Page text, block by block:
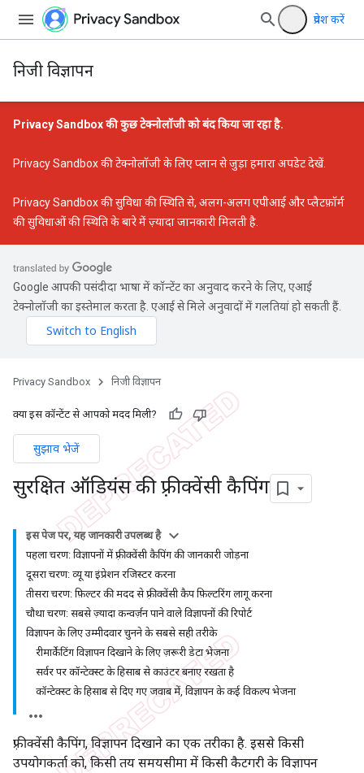
प्रवेश करें
निजी विज्ञापन
Privacy Sandbox की कुछ टेक्नोलॉजी को बंद किया जा रहा है.
Privacy Sandbox की टेक्नोलॉजी के लिए प्लान से जुड़ा हमारा अपडेटदेखें.
Privacy Sandbox की सुविधा की स्थितिसे, अलग-अलग एपीआई और प्लैटफ़ॉर्म
की सुविधाओं की स्थिति के बारे में ज़्यादा जानकारी मिलती है.
Google आपकी पसंदीदा भाषा में कॉन्टेंट का अनुवाद करने के लिए, एआई
टेक्नोलॉजी का इस्तेमाल करता है. एआई से मिले अनुवादों में गलतियां हो सकती हैं.
Privacy Sandbox निजी विज्ञापन
क्या इस कॉन्टेंट से आपको मदद मिली?
सुझाव भेजें
सुरक्षित ऑडियंस की फ़्रीक्वेंसी कैपिंग
इस पेज पर, यह जानकारी उपलब्ध है
पहला चरण: विज्ञापनों में फ़्रीक्वेंसी कैपिंग की जानकारी जोड़ना
दूसरा चरण: व्यू या इंप्रेशन रजिस्टर करना
तीसरा चरण: फ़िल्टर की मदद से फ़्रीक्वेंसी कैप फ़िल्टरिंग लागू करना
चौथा चरण: सबसे ज़्यादा कन्वर्ज़न पाने वाले विज्ञापनों की रिपोर्ट
विज्ञापन के लिए उम्मीदवार चुनने के सबसे सही तरीके
रीमार्केटिंग विज्ञापन दिखाने के लिए ज़रूरी डेटा भेजना
सर्वर पर कॉन्टेक्स्ट के हिसाब से काउंटर बनाए रखता है
कॉन्टेक्स्ट के हिसाब से दिए गए जवाब में, विज्ञापन के कई विकल्प भेजना
फ़्रीक्वेंसी कैपिंग, विज्ञापन दिखाने का एक तरीका है. इससे किसी
उपयोगकर्ता को, किसी तय समयसीमा में किसी कैटगरी के विज्ञापन